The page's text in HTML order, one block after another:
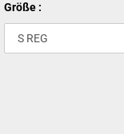
Größe :